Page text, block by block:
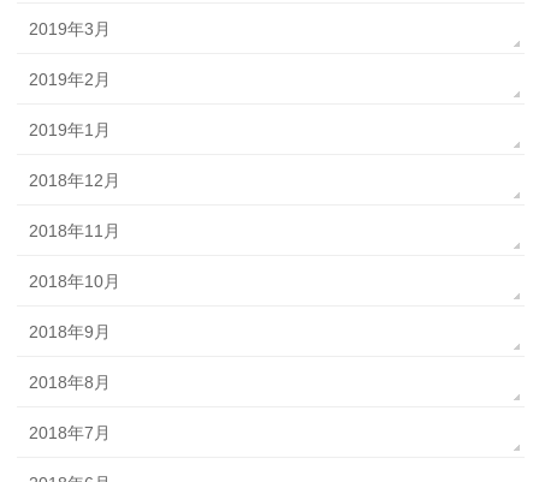
2019年3月
2019年2月
2019年1月
2018年12月
2018年11月
2018年10月
2018年9月
2018年8月
2018年7月